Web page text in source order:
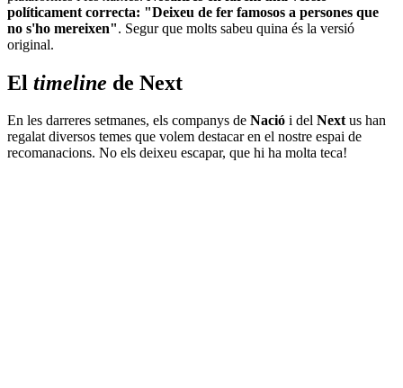
políticament correcta: "Deixeu de fer famosos a persones que
no s'ho mereixen". Segur que molts sabeu quina és la versió
original.
El timeline de Next
En les darreres setmanes, els companys de Nació i del Nextus han
regalat diversos temes que volem destacar en el nostre espai de
recomanacions. No els deixeu escapar, que hi ha molta teca!